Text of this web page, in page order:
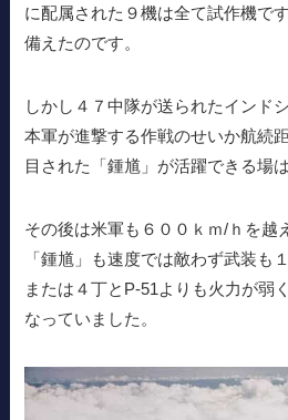
に配属された９機は全て試作機で
備えたのです。
しかし４７中隊が送られたインド
本軍が進撃する作戦のせいか航続
目された「鍾馗」が活躍できる場
その後は米軍も６００ｋｍ/ｈを越
「鍾馗」も速度では敵わず武装も
または４丁とP-51よりも火力が弱
なっていました。